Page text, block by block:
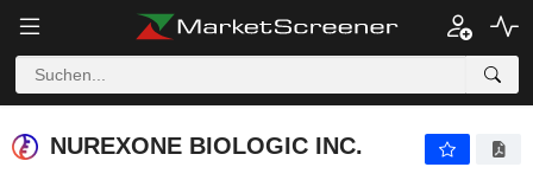
NUREXONE BIOLOGIC INC.
NUREXONE BIOLOGIC INC.